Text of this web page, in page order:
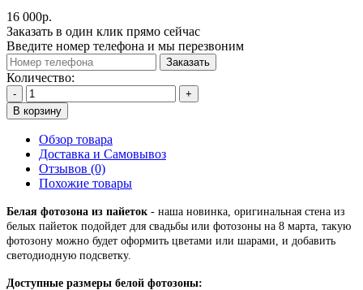
16 000р.
Заказать в один клик прямо сейчас
Введите номер телефона и мы перезвоним
Заказать
Количество:
-
+
В корзину
Обзор товара
Доставка и Самовывоз
Отзывов (0)
Похожие товары
Белая фотозона из пайеток - наша новинка, оригинальная стена из
белых пайеток подойдет для свадьбы или фотозоны на 8 марта, такую
фотозону можно будет оформить цветами или шарами, и добавить
светодиодную подсветку.
Доступные размеры белой фотозоны: